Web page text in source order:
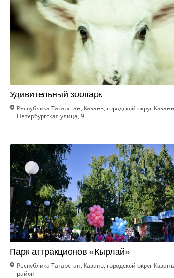
Удивительный зоопарк
Республика Татарстан, Казань, городской округ
Петербургская улица, 9
Парк аттракционов «Кырлай»
Республика Татарстан, Казань, городской округ
район